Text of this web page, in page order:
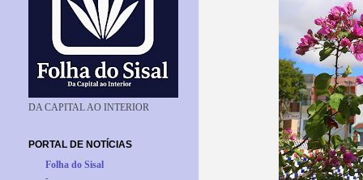
DA CAPITAL AO INTERIOR
PORTAL DE NOTÍCIAS
Folha do Sisal
-